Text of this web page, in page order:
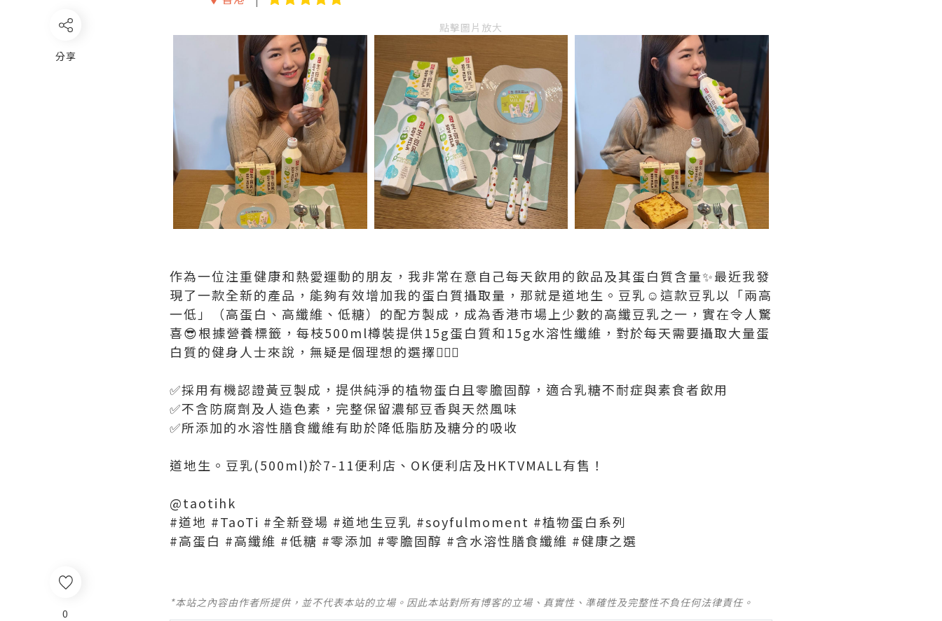
0
點擊圖片放大
作為一位注重健康和熱愛運動的朋友，我非常在意自己每天飲用的飲品及其蛋白質含量✨最近我發
現了一款全新的產品，能夠有效增加我的蛋白質攝取量，那就是道地生。豆乳☺️這款豆乳以「兩高
一低」（高蛋白、高纖維、低糖）的配方製成，成為香港市場上少數的高纖豆乳之一，實在令人驚
喜😎根據營養標籤，每枝500ml樽裝提供15g蛋白質和15g水溶性纖維，對於每天需要攝取大量蛋
白質的健身人士來說，無疑是個理想的選擇🏃🏻‍♀‍
✅採用有機認證黃豆製成，提供純淨的植物蛋白且零膽固醇，適合乳糖不耐症與素食者飲用
✅不含防腐劑及人造色素，完整保留濃郁豆香與天然風味
✅所添加的水溶性膳食纖維有助於降低脂肪及糖分的吸收
道地生。豆乳(500ml)於7-11便利店、OK便利店及HKTVMALL有售！
@taotihk
#道地 #TaoTi #全新登場 #道地生豆乳 #soyfulmoment #植物蛋白系列
#高蛋白 #高纖維 #低糖 #零添加 #零膽固醇 #含水溶性膳食纖維 #健康之選
*本站之內容由作者所提供，並不代表本站的立場。因此本站對所有博客的立場、真實性、準確性及完整性不負任何法律責任。
分享